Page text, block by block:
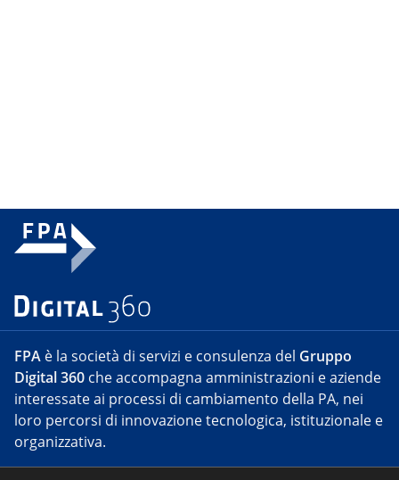
FPA è la società di servizi e consulenza del Gruppo
Digital 360 che accompagna amministrazioni e aziende
interessate ai processi di cambiamento della PA, nei
loro percorsi di innovazione tecnologica, istituzionale e
organizzativa.